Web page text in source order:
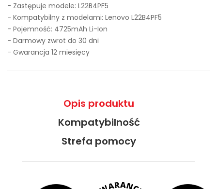
- Zastępuje modele: L22B4PF5
- Kompatybilny z modelami: Lenovo L22B4PF5
- Pojemność: 4725mAh Li-Ion
- Darmowy zwrot do 30 dni
- Gwarancja 12 miesięcy
Opis produktu
Kompatybilność
Strefa pomocy